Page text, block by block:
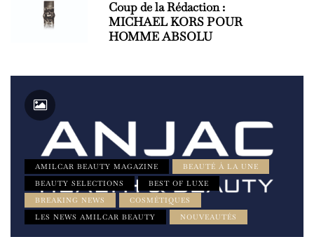
Coup de la Rédaction :
MICHAEL KORS POUR
HOMME ABSOLU
AMILCAR BEAUTY MAGAZINE
BEAUTÉ À LA UNE
BEAUTY SELECTIONS
BEST OF LUXE
BREAKING NEWS
COSMÉTIQUES
LES NEWS AMILCAR BEAUTY
NOUVEAUTÉS